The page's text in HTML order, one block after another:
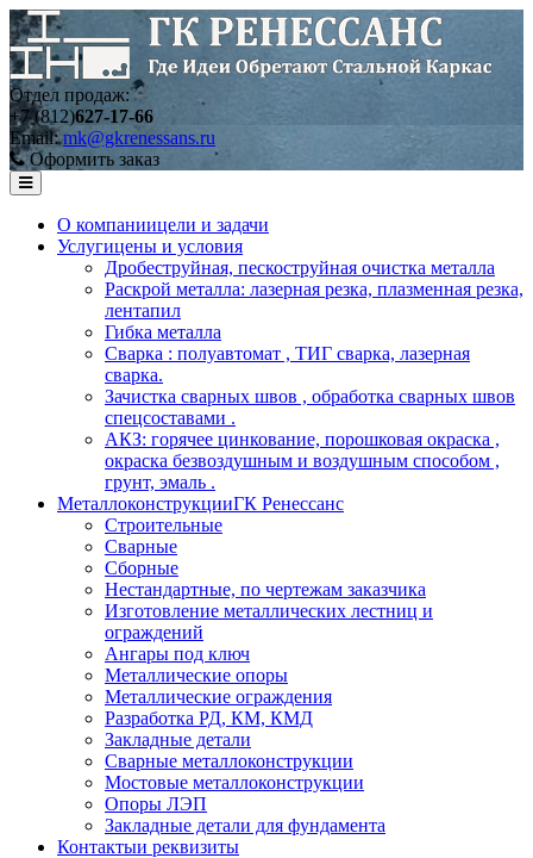
Отдел продаж:
+7 (812)627-17-66
Email:mk@gkrenessans.ru
Оформить заказ
О компаниицели и задачи
Услугицены и условия
Дробеструйная, пескоструйная очистка металла
Раскрой металла: лазерная резка, плазменная резка,
лентапил
Гибка металла
Сварка : полуавтомат , ТИГ сварка, лазерная
сварка.
Зачистка сварных швов , обработка сварных швов
спецсоставами .
АКЗ: горячее цинкование, порошковая окраска ,
окраска безвоздушным и воздушным способом ,
грунт, эмаль .
МеталлоконструкцииГК Ренессанс
Строительные
Сварные
Сборные
Нестандартные, по чертежам заказчика
Изготовление металлических лестниц и
ограждений
Ангары под ключ
Металлические опоры
Металлические ограждения
Разработка РД, КМ, КМД
Закладные детали
Сварные металлоконструкции
Мостовые металлоконструкции
Опоры ЛЭП
Закладные детали для фундамента
Контактыи реквизиты